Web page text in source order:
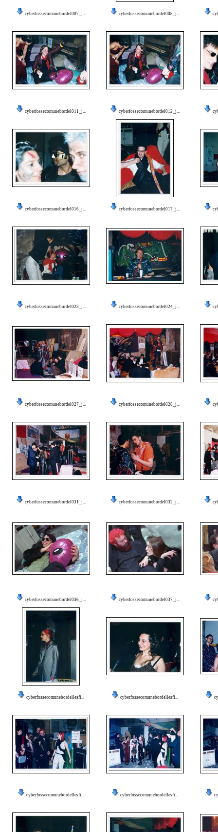
cyberfossecomunebordel007_j... cyberfossecomunebordel008_j...
cyberfossecomunebordel011_j... cyberfossecomunebordel012_j...
cyberfossecomunebordel016_j... cyberfossecomunebordel017_j...
cyberfossecomunebordel023_j... cyberfossecomunebordel024_j...
cyberfossecomunebordel027_j... cyberfossecomunebordel028_j...
cyberfossecomunebordel031_j... cyberfossecomunebordel032_j...
cyberfossecomunebordel036_j... cyberfossecomunebordel037_j...
cyberfossecomunebordellesfi... cyberfossecomunebordellesfi...
cyberfossecomunebordellesfi... cyberfossecomunebordellesfi...